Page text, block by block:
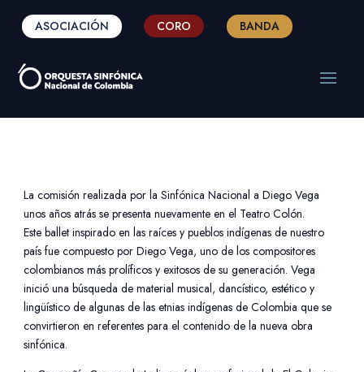
ASOCIACIÓN CORO BANDA
La comisión realizada por la Sinfónica Nacional a Diego Vega
unos años atrás se presenta nuevamente en el Teatro Colón.
Este ballet inspirado en las raíces y pueblos indígenas de nuestro
país fue compuesto por Diego Vega, uno de los compositores
colombianos más prolíficos y exitosos de su generación. Vega
inició una búsqueda de material musical, dancístico, estético y
lingüístico de algunas de las etnias indígenas de Colombia que se
convirtieron en referentes para el contenido de la nueva obra
sinfónica.